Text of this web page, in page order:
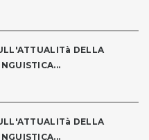
DELLA
DELLA